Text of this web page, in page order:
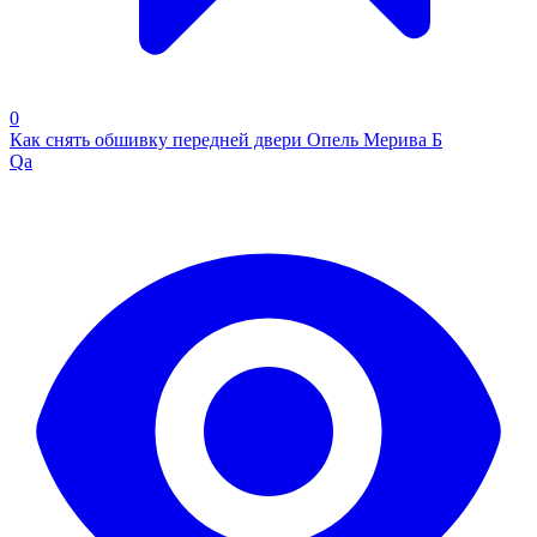
0
Как снять обшивку передней двери Опель Мерива Б
Qa